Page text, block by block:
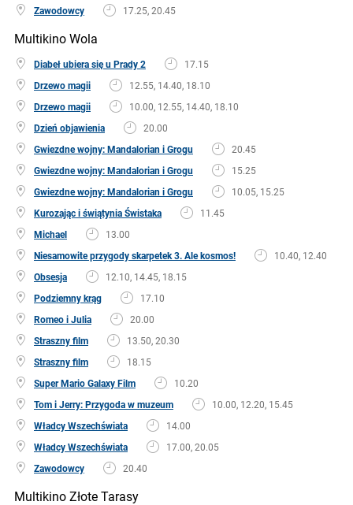
Zawodowcy
17.25, 20.45
Multikino Wola
Diabeł ubiera się u Prady 2
17.15
Drzewo magii
12.55, 14.40, 18.10
Drzewo magii
10.00, 12.55, 14.40, 18.10
Dzień objawienia
20.00
Gwiezdne wojny: Mandalorian i Grogu
20.45
Gwiezdne wojny: Mandalorian i Grogu
15.25
Gwiezdne wojny: Mandalorian i Grogu
10.05, 15.25
Kurozając i świątynia Świstaka
11.45
Michael
13.00
Niesamowite przygody skarpetek 3. Ale kosmos!
10.40, 12.40
Obsesja
12.10, 14.45, 18.15
Podziemny krąg
17.10
Romeo i Julia
20.00
Straszny film
13.50, 20.30
Straszny film
18.15
Super Mario Galaxy Film
10.20
Tom i Jerry: Przygoda w muzeum
10.00, 12.20, 15.45
Władcy Wszechświata
14.00
Władcy Wszechświata
17.00, 20.05
Zawodowcy
20.40
Multikino Złote Tarasy